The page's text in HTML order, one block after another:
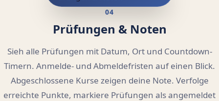
04
Prüfungen & Noten
Sieh alle Prüfungen mit Datum, Ort und Countdown-
Timern. Anmelde- und Abmeldefristen auf einen Blick.
Abgeschlossene Kurse zeigen deine Note. Verfolge
erreichte Punkte, markiere Prüfungen als angemeldet